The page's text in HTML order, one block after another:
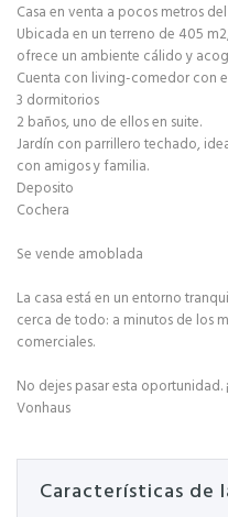
Casa en venta a pocos metros
Ubicada en un terreno de 405
ofrece un ambiente cálido y
Cuenta con living-comedor con
3 dormitorios
2 baños, uno de ellos en suite.
Jardín con parrillero techado,
con amigos y familia.
Deposito
Cochera
Se vende amoblada
La casa está en un entorno
cerca de todo: a minutos de los
comerciales.
No dejes pasar esta oportunidad.
Vonhaus
Características de